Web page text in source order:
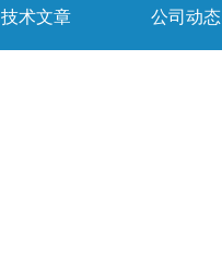
技术文章 公司动态